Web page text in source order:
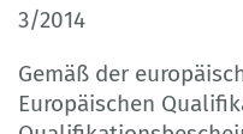
3/2014
Gemäß der
Europäischen